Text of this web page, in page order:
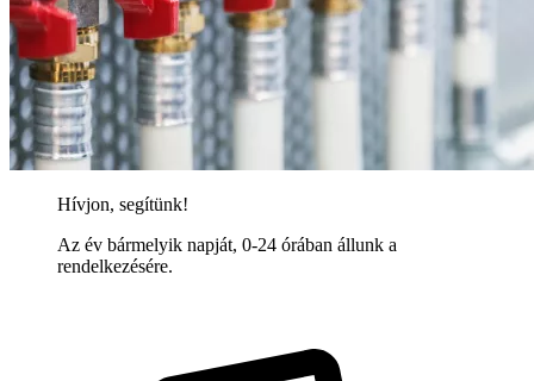
Hívjon, segítünk!
Az év bármelyik napját, 0-24 órában állunk a
rendelkezésére.